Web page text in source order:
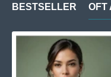
BESTSELLER OFT